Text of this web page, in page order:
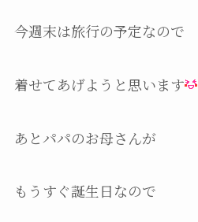
今週末は旅行の予定なので
着せてあげようと思います
あとパパのお母さんが
もうすぐ誕生日なので